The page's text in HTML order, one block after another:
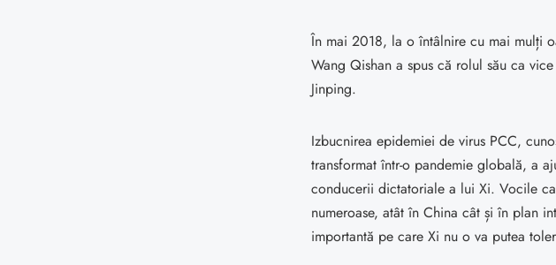
În mai 2018, la o întâlnire cu mai mulți
Wang Qishan a spus că rolul său ca
Jinping.
Izbucnirea epidemiei de virus PCC,
transformat într-o pandemie globală, a
conducerii dictatoriale a lui Xi. Vocile
numeroase, atât în China cât și în plan
importantă pe care Xi nu o va putea